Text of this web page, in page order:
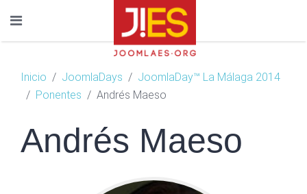
Inicio JoomlaDays
JoomlaDay™ La Málaga 2014
Ponentes
Andrés Maeso
Andrés Maeso